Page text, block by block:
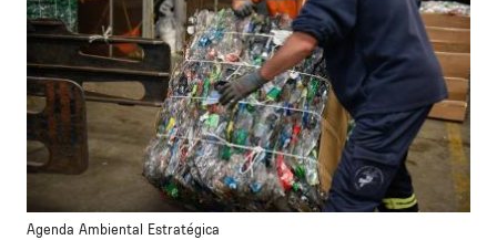
Agenda Ambiental Estratégica